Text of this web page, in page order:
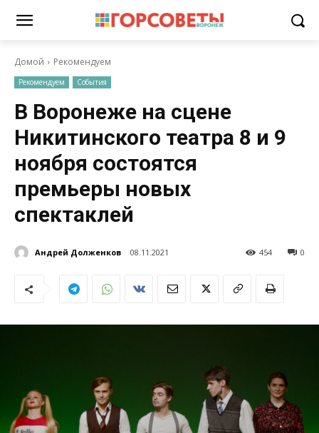
Домой Рекомендуем
Рекомендуем События
В Воронеже на сцене
Никитинского театра 8 и 9
ноября состоятся
премьеры новых
спектаклей
Андрей Долженков 08.11.2021 0
454